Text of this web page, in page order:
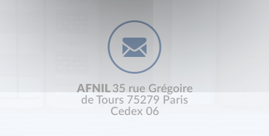
AFNIL 35 rue Grégoire
de Tours 75279 Paris
Cedex 06